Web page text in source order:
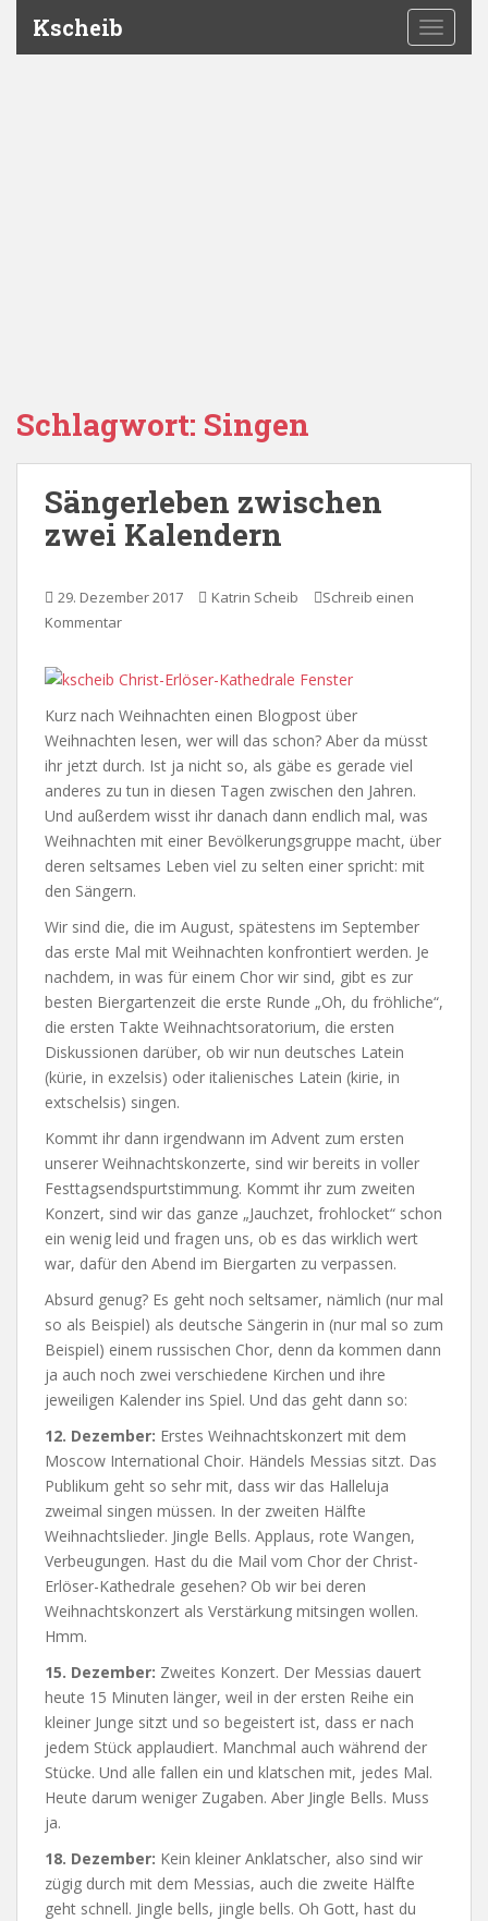
Kscheib
Schlagwort: Singen
Sängerleben zwischen
zwei Kalendern
29. Dezember 2017 Katrin Scheib
Schreib einen
Kommentar
Kurz nach Weihnachten einen Blogpost über
Weihnachten lesen, wer will das schon? Aber da müsst
ihr jetzt durch. Ist ja nicht so, als gäbe es gerade viel
anderes zu tun in diesen Tagen zwischen den Jahren.
Und außerdem wisst ihr danach dann endlich mal, was
Weihnachten mit einer Bevölkerungsgruppe macht, über
deren seltsames Leben viel zu selten einer spricht: mit
den Sängern.
Wir sind die, die im August, spätestens im September
das erste Mal mit Weihnachten konfrontiert werden. Je
nachdem, in was für einem Chor wir sind, gibt es zur
besten Biergartenzeit die erste Runde „Oh, du fröhliche“,
die ersten Takte Weihnachtsoratorium, die ersten
Diskussionen darüber, ob wir nun deutsches Latein
(kürie, in exzelsis) oder italienisches Latein (kirie, in
extschelsis) singen.
Kommt ihr dann irgendwann im Advent zum ersten
unserer Weihnachtskonzerte, sind wir bereits in voller
Festtagsendspurtstimmung. Kommt ihr zum zweiten
Konzert, sind wir das ganze „Jauchzet, frohlocket“ schon
ein wenig leid und fragen uns, ob es das wirklich wert
war, dafür den Abend im Biergarten zu verpassen.
Absurd genug? Es geht noch seltsamer, nämlich (nur mal
so als Beispiel) als deutsche Sängerin in (nur mal so zum
Beispiel) einem russischen Chor, denn da kommen dann
ja auch noch zwei verschiedene Kirchen und ihre
jeweiligen Kalender ins Spiel. Und das geht dann so:
12. Dezember: Erstes Weihnachtskonzert mit dem
Moscow International Choir. Händels Messias sitzt. Das
Publikum geht so sehr mit, dass wir das Halleluja
zweimal singen müssen. In der zweiten Hälfte
Weihnachtslieder. Jingle Bells. Applaus, rote Wangen,
Verbeugungen. Hast du die Mail vom Chor der Christ-
Erlöser-Kathedrale gesehen? Ob wir bei deren
Weihnachtskonzert als Verstärkung mitsingen wollen.
Hmm.
15. Dezember: Zweites Konzert. Der Messias dauert
heute 15 Minuten länger, weil in der ersten Reihe ein
kleiner Junge sitzt und so begeistert ist, dass er nach
jedem Stück applaudiert. Manchmal auch während der
Stücke. Und alle fallen ein und klatschen mit, jedes Mal.
Heute darum weniger Zugaben. Aber Jingle Bells. Muss
ja.
18. Dezember: Kein kleiner Anklatscher, also sind wir
zügig durch mit dem Messias, auch die zweite Hälfte
geht schnell. Jingle bells, jingle bells. Oh Gott, hast du